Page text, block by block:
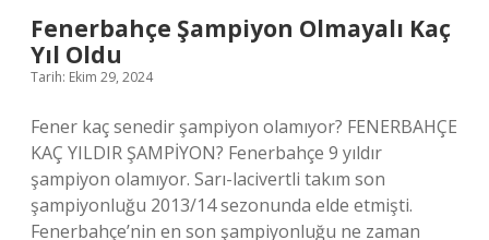
Fenerbahçe Şampiyon Olmayalı Kaç
Yıl Oldu
Tarih: Ekim 29, 2024
Fener kaç senedir şampiyon olamıyor? FENERBAHÇE
KAÇ YILDIR ŞAMPİYON? Fenerbahçe 9 yıldır
şampiyon olamıyor. Sarı-lacivertli takım son
şampiyonluğu 2013/14 sezonunda elde etmişti.
Fenerbahçe’nin en son şampiyonluğu ne zaman